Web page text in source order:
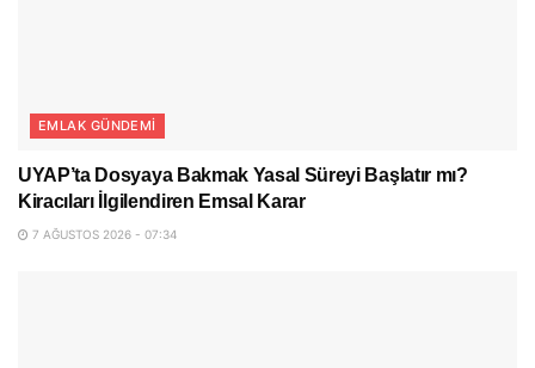
EMLAK GÜNDEMI
UYAP’ta Dosyaya Bakmak Yasal Süreyi Başlatır mı?
Kiracıları İlgilendiren Emsal Karar
7 AĞUSTOS 2026 - 07:34